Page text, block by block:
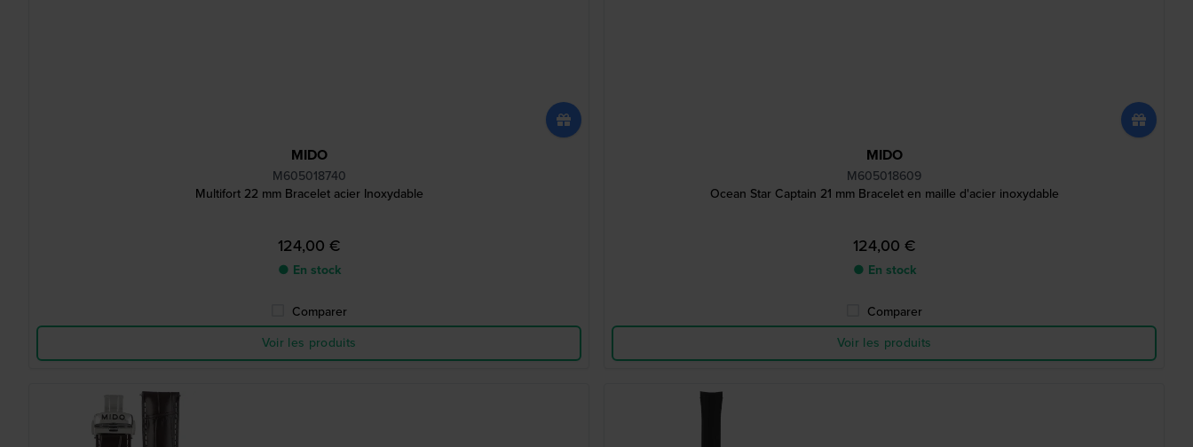
MIDO
M605018740
Multifort 22 mm Bracelet acier Inoxydable
124,00 €
● En stock
Comparer
Voir les produits
MIDO
M605018609
Ocean Star Captain 21 mm Bracelet en maille d'acier inoxydable
124,00 €
● En stock
Comparer
Voir les produits